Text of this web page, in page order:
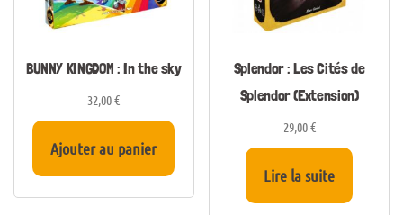
BUNNY KINGDOM : In the sky
32,00€
Ajouter au panier
Splendor : Les Cités de
Splendor (Extension)
29,00€
Lire la suite